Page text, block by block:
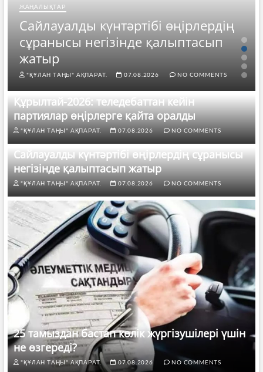
ЖАҢАЛЫҚТАР
Сайлауалды күнтәртібі өңірлердің
сұранысы негізінде қалыптасып
жатыр
"ҚҰЛАН ТАҢЫ" АҚПАРАТ. 07.08.2026 NO COMMENTS
Құрылтай-2026: теледебаттан кейін
партиялар өңірлерге қайта оралды
"ҚҰЛАН ТАҢЫ" АҚПАРАТ. 07.08.2026 NO COMMENTS
Сайлауалды күнтәртібі өңірлердің сұранысы
негізінде қалыптасып жатыр
"ҚҰЛАН ТАҢЫ" АҚПАРАТ. 07.08.2026 NO COMMENTS
25 тамыздан бастап көлік жүргізушілері үшін
не өзгереді?
"ҚҰЛАН ТАҢЫ" АҚПАРАТ. 07.08.2026 NO COMMENTS